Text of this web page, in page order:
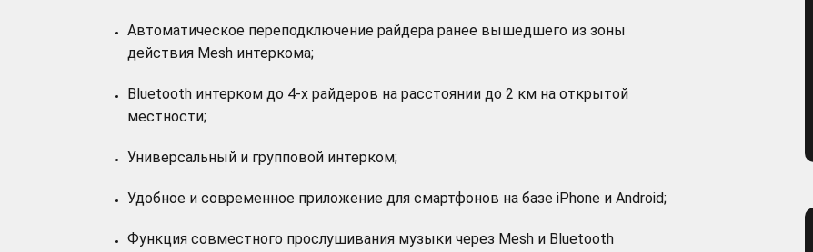
Автоматическое переподключение райдера ранее вышедшего из зоны
действия Mesh интеркома;
Bluetooth интерком до 4-х райдеров на расстоянии до 2 км на открытой
местности;
Универсальный и групповой интерком;
Удобное и современное приложение для смартфонов на базе iPhone и Android;
Функция совместного прослушивания музыки через Mesh и Bluetooth